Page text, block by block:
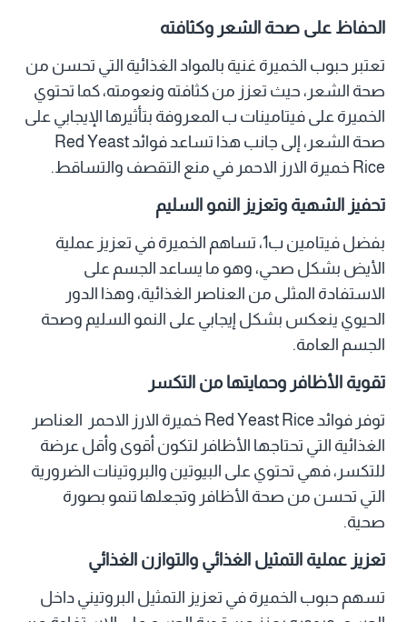
الحفاظ على صحة الشعر وكثافته
تعتبر حبوب الخميرة غنية بالمواد الغذائية التي تحسن من
صحة الشعر، حيث تعزز من كثافته ونعومته، كما تحتوي
الخميرة على فيتامينات ب المعروفة بتأثيرها الإيجابي على
صحة الشعر، إلى جانب هذا تساعد فوائد Red Yeast
Rice خميرة الارز الاحمر في منع التقصف والتساقط.
تحفيز الشهية وتعزيز النمو السليم
بفضل فيتامين ب1، تساهم الخميرة في تعزيز عملية
الأيض بشكل صحي، وهو ما يساعد الجسم على
الاستفادة المثلى من العناصر الغذائية، وهذا الدور
الحيوي ينعكس بشكل إيجابي على النمو السليم وصحة
الجسم العامة.
تقوية الأظافر وحمايتها من التكسر
توفر فوائد Red Yeast Rice خميرة الارز الاحمر العناصر
الغذائية التي تحتاجها الأظافر لتكون أقوى وأقل عرضة
للتكسر، فهي تحتوي على البيوتين والبروتينات الضرورية
التي تحسن من صحة الأظافر وتجعلها تنمو بصورة
صحية.
تعزيز عملية التمثيل الغذائي والتوازن الغذائي
تسهم حبوب الخميرة في تعزيز التمثيل البروتيني داخل